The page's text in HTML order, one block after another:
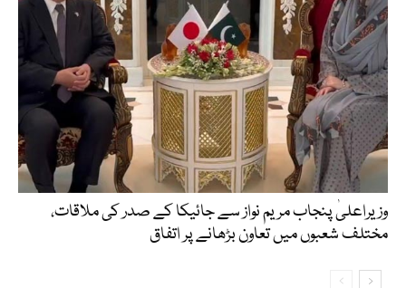
وزیراعلیٰ پنجاب مریم نواز سے جائیکا کے صدر کی ملاقات،
مختلف شعبوں میں تعاون بڑھانے پر اتفاق